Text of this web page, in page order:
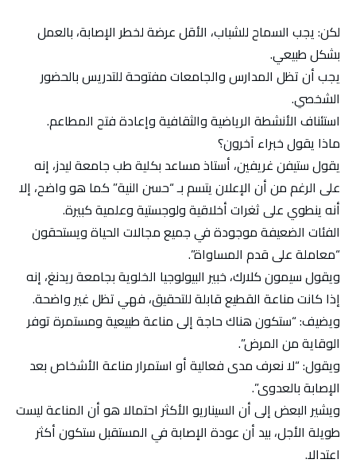
لكن: يجب السماح للشباب، الأقل عرضة لخطر الإصابة، بالعمل
بشكل طبيعي.
يجب أن تظل المدارس والجامعات مفتوحة للتدريس بالحضور
الشخصي.
استئناف الأنشطة الرياضية والثقافية وإعادة فتح المطاعم.
ماذا يقول خبراء آخرون؟
يقول ستيفن غريفين، أستاذ مساعد بكلية طب جامعة ليدز، إنه
على الرغم من أن الإعلان يتسم بـ “حسن النية” كما هو واضح، إلا
أنه ينطوي على ثغرات أخلاقية ولوجستية وعلمية كبيرة.
الفئات الضعيفة موجودة في جميع مجالات الحياة ويستحقون
“معاملة على قدم المساواة”.
ويقول سيمون كلارك، خبير البيولوجيا الخلوية بجامعة ريدنغ، إنه
إذا كانت مناعة القطيع قابلة للتحقيق، فهي تظل غير واضحة.
ويضيف: “ستكون هناك حاجة إلى مناعة طبيعية ومستمرة توفر
الوقاية من المرض”.
ويقول: “لا نعرف مدى فعالية أو استمرار مناعة الأشخاص بعد
الإصابة بالعدوى”.
ويشير البعض إلى أن السيناريو الأكثر احتمالا هو أن المناعة ليست
طويلة الأجل، بيد أن عودة الإصابة في المستقبل ستكون أكثر
اعتدالا.